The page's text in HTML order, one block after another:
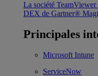
La société TeamViewer
DEX de Gartner®
Principales
Microsoft Intune
ServiceNow